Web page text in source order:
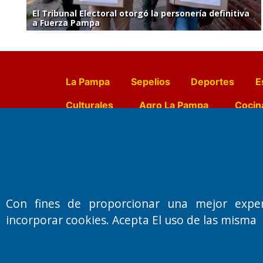
El Tribunal Electoral otorgó la personería definitiva
a Fuerza Pampa
La Pampa Sepelios Deportes
Culturales
Agro La Pampa
Doctor Antonio
Primera edición: Domingo 3 de
Miembro de ADIRA,ADEPA y CPPAL
Con fines de proporcionar una mejor
incorporar cookies. Acepta El uso de las misma